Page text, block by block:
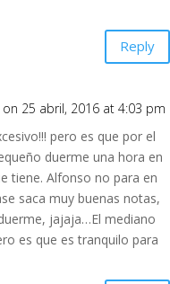
Reply
on 25 abril, 2016 at 4:03 pm
pero es que por el
duerme una hora en
tiene. Alfonso no para en
saca muy buenas notas,
jajaja…El mediano
es que es tranquilo para